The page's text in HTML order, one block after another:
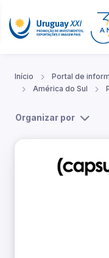
Início Portal de
América do Sul
Organizar por